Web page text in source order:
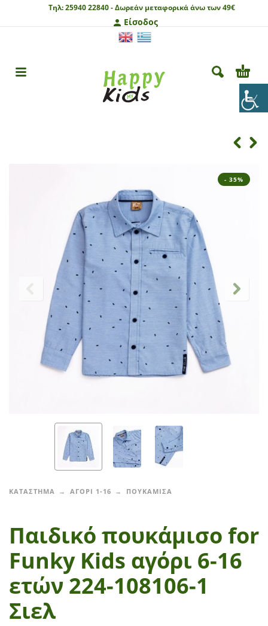
Τηλ:25940 22840 -Δωρεάν μεταφορικά άνω των 49€
Είσοδος
- 35%
ΚΑΤΑΣΤΗΜΑ ΑΓΟΡΙ 1-16 ΠΟΥΚΑΜΙΣΑ
Παιδικό πουκάμισο for
Funky Kids αγόρι 6-16
ετών 224-108106-1
Σιελ